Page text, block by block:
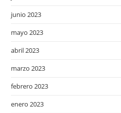
junio 2023
mayo 2023
abril 2023
marzo 2023
febrero 2023
enero 2023